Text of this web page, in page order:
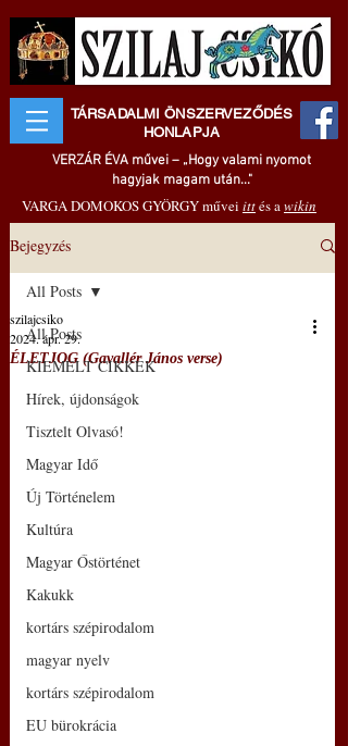
TÁRSADALMI ÖNSZERVEZŐDÉS
HONLAPJA
VERZÁR ÉVA művei – „Hogy valami nyomot
hagyjak magam után..."
VARGA DOMOKOS GYÖRGY művei ittés awikin
Bejegyzés
All Posts
KIEMELT CIKKEK
Hírek, újdonságok
Tisztelt Olvasó!
Magyar Idő
Új Történelem
Kultúra
Magyar Őstörténet
Kakukk
kortárs szépirodalom
magyar nyelv
kortárs szépirodalom
EU bürokrácia
All Posts
ÉLETJOG (Gavallér János verse)
szilajcsiko
2024. ápr. 29.